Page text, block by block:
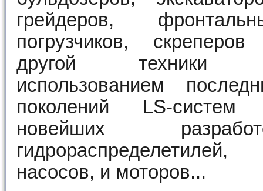
грейдеров,
погрузчиков,
другой техники
использованием
поколений LS-
новейших
гидрораспределетилей,
насосов, и моторов...